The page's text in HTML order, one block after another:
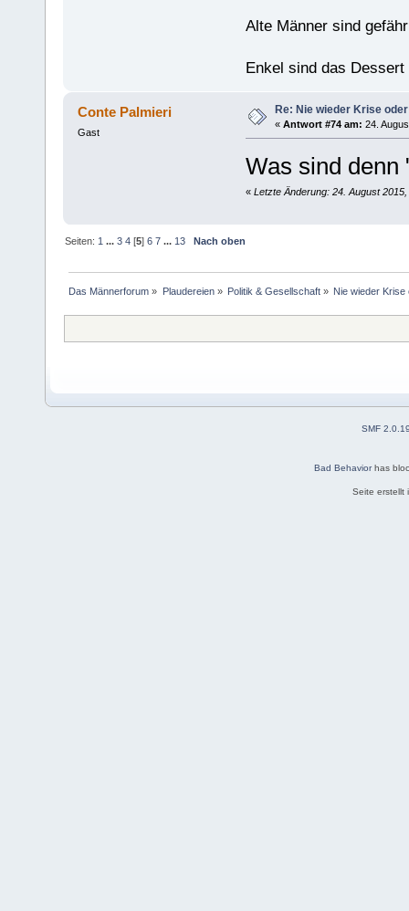
Alte Männer sind
Enkel sind das Dessert
Conte Palmieri
Gast
Re: Nie wieder Krise
« Antwort #74 am: 24.
Was sind denn
« Letzte Änderung: 24. August
Seiten: 1 ...3 4 [5]6 7 ... 13 Nach oben
Das Männerforum » Plaudereien» Politik & Gesellschaft» Nie wieder
SMF
Bad Behaviorhas
Seite erstellt